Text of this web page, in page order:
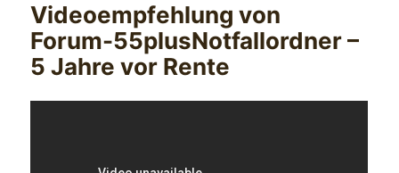
Videoempfehlung von
Forum-55plusNotfallordner –
5 Jahre vor Rente